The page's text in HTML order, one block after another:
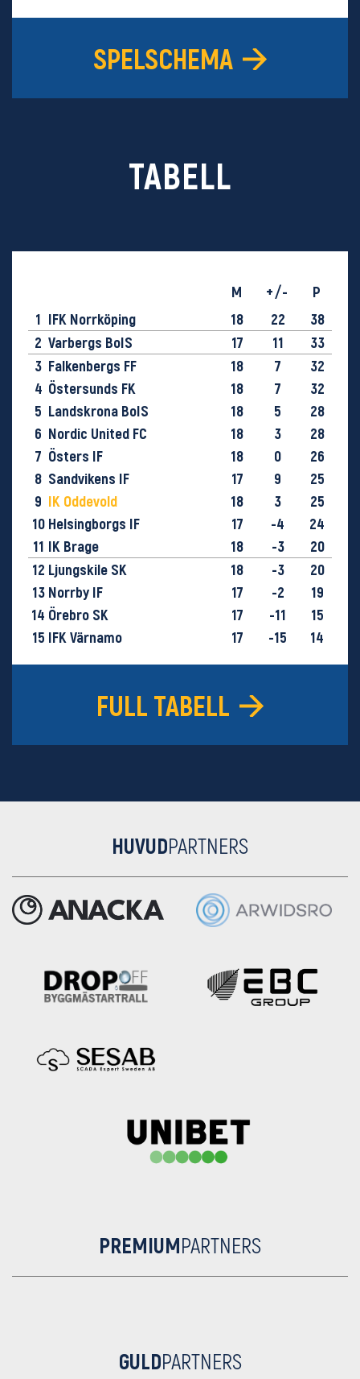
SPELSCHEMA
TABELL
M +/-
P
1 IFK Norrköping 18 22
38
2 Varbergs BoIS 17 11
33
3 Falkenbergs FF 18 7
32
4 Östersunds FK 18 7
32
5 Landskrona BoIS 18 5
28
6 Nordic United FC 18 3
28
7 Östers IF 18 0
26
8 Sandvikens IF 17 9
25
9 IK Oddevold 18 3
25
10 Helsingborgs IF 17 -4
24
11 IK Brage 18 -3
20
12 Ljungskile SK 18 -3
20
13 Norrby IF 17 -2
19
14 Örebro SK 17 -11
15
15 IFK Värnamo 17 -15
14
FULL TABELL
HUVUDPARTNERS
PREMIUMPARTNERS
GULDPARTNERS